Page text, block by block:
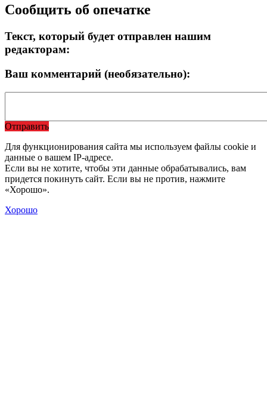
Сообщить об опечатке
Текст, который будет отправлен нашим
редакторам:
Ваш комментарий (необязательно):
Отправить
Для функционирования сайта мы используем файлы cookie и
данные о вашем IP-адресе.
Если вы не хотите, чтобы эти данные обрабатывались, вам
придется покинуть сайт. Если вы не против, нажмите
«Хорошо».
Хорошо